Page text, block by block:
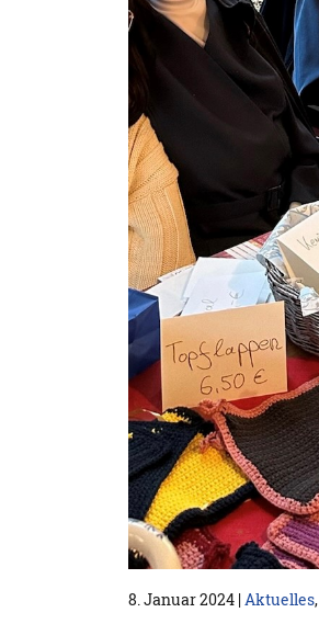
8. Januar 2024 | Aktuelles,